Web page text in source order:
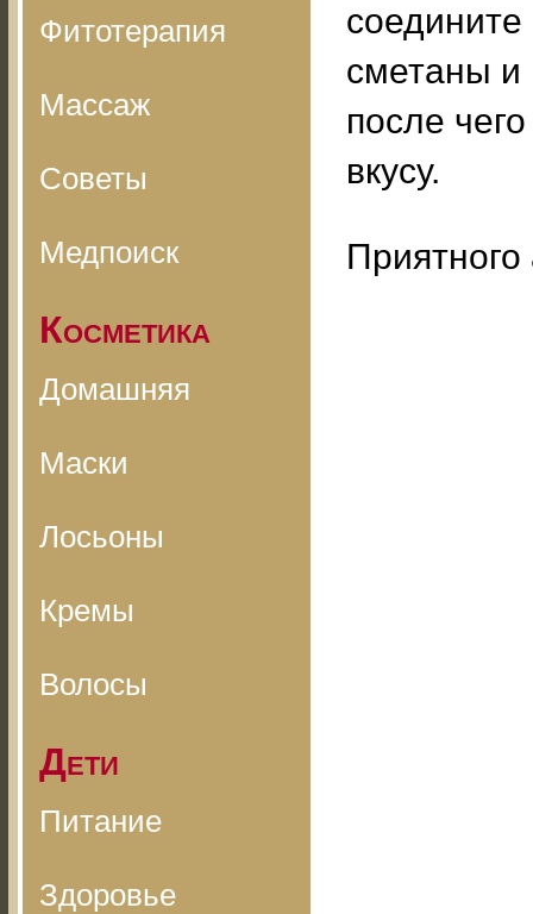
Фитотерапия
Массаж
Советы
Медпоиск
Косметика
Домашняя
Маски
Лосьоны
Кремы
Волосы
Дети
Питание
Здоровье
сметаны и
после
вкусу.
Приятного